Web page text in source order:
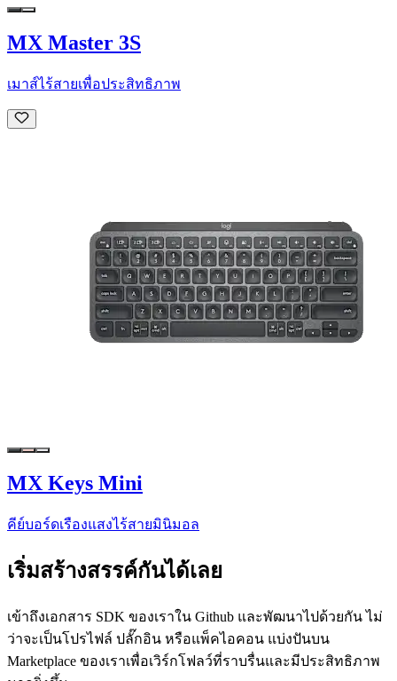
MX Master 3S
เมาส์ไร้สายเพื่อประสิทธิภาพ
MX Keys Mini
คีย์บอร์ดเรืองแสงไร้สายมินิมอล
เริ่มสร้างสรรค์กันได้เลย
เข้าถึงเอกสาร SDK ของเราใน Github และพัฒนาไปด้วยกัน ไม่
ว่าจะเป็นโปรไฟล์ ปลั๊กอิน หรือแพ็คไอคอน แบ่งปันบน
Marketplace ของเราเพื่อเวิร์กโฟลว์ที่ราบรื่นและมีประสิทธิภาพ